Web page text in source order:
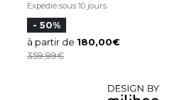
Expédié sous 10 jours
- 50%
à partir de 180,00
359,99